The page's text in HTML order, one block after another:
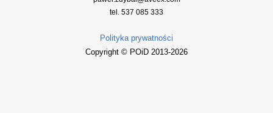
tel. 537 085 333
Polityka prywatności
Copyright © POiD 2013-2026